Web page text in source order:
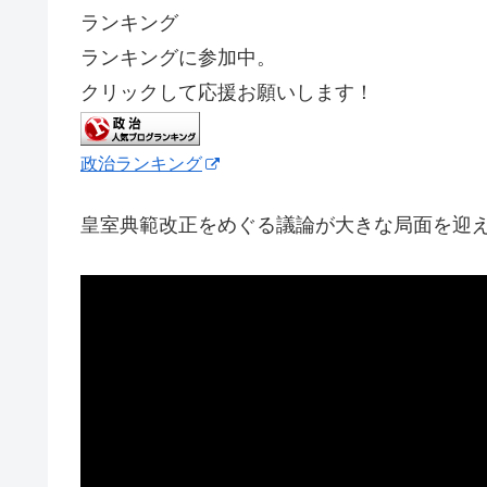
ランキング
ランキングに参加中。
クリックして応援お願いします！
政治ランキング
皇室典範改正をめぐる議論が大きな局面を迎